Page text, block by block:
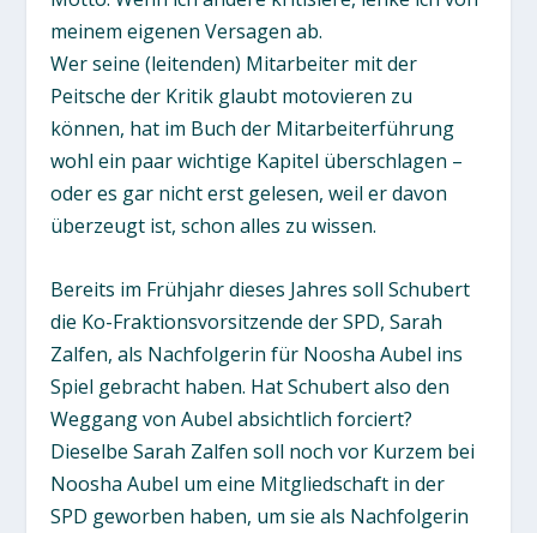
meinem eigenen Versagen ab.
Wer seine (leitenden) Mitarbeiter mit der
Peitsche der Kritik glaubt motovieren zu
können, hat im Buch der Mitarbeiterführung
wohl ein paar wichtige Kapitel überschlagen –
oder es gar nicht erst gelesen, weil er davon
überzeugt ist, schon alles zu wissen.
Bereits im Frühjahr dieses Jahres soll Schubert
die Ko-Fraktionsvorsitzende der SPD, Sarah
Zalfen, als Nachfolgerin für Noosha Aubel ins
Spiel gebracht haben. Hat Schubert also den
Weggang von Aubel absichtlich forciert?
Dieselbe Sarah Zalfen soll noch vor Kurzem bei
Noosha Aubel um eine Mitgliedschaft in der
SPD geworben haben, um sie als Nachfolgerin